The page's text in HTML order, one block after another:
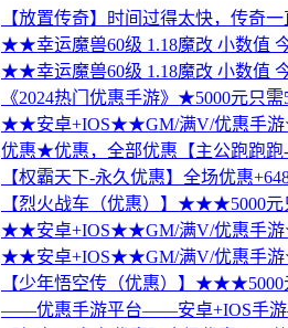
【放置传奇】时间过得太快，传奇
★★幸运魔兽60级 1.18魔改 小数值
★★幸运魔兽60级 1.18魔改 小数值
《2024热门优惠手游》★5000元
★★安卓+IOS★★GM/满V/优惠手游
优惠★优惠，全部优惠【主公跑跑跑
【权霸天下-永久优惠】全场优惠
【烈火战车（优惠）】
★★安卓+IOS★★GM/满V/优惠手游
★★安卓+IOS★★GM/满V/优惠手游
【少年悟空传（优惠）】
——优惠手游平台——安卓+IOS手